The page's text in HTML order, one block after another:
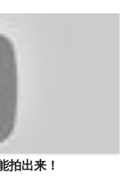
拍出来！